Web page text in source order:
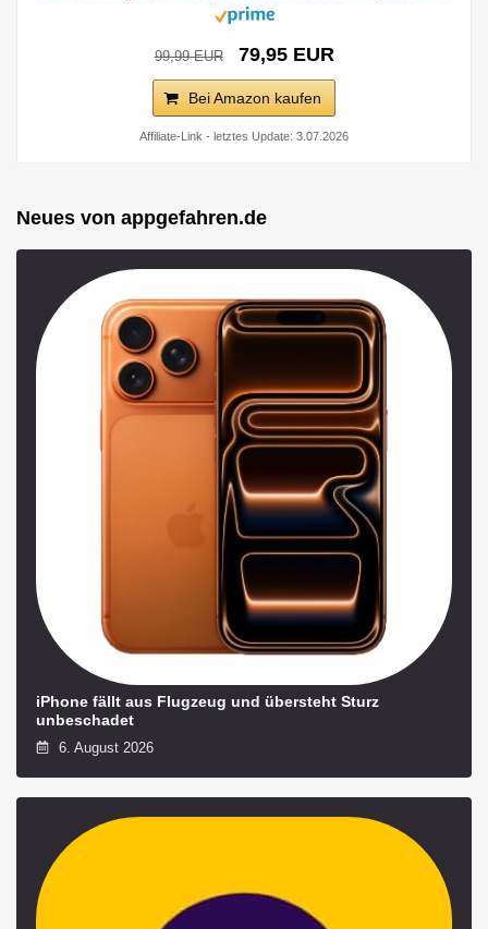
99,99 EUR 79,95 EUR
Bei Amazon kaufen
Affiliate-Link - letztes Update: 3.07.2026
Neues von appgefahren.de
iPhone fällt aus Flugzeug und übersteht Sturz
unbeschadet
6. August 2026